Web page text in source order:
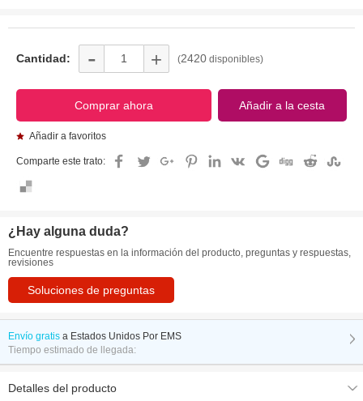
Cantidad: - + (2420 disponibles)
Añadir a favoritos
Comparte este trato:
¿Hay alguna duda?
Encuentre respuestas en la información del producto, preguntas y respuestas,
revisiones
Soluciones de preguntas
Envío gratis a Estados Unidos Por EMS
Tiempo estimado de llegada:
Detalles del producto